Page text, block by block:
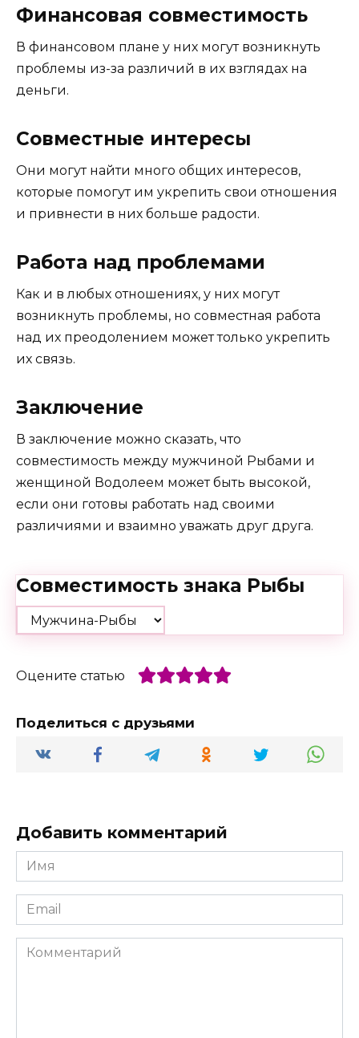
Финансовая совместимость
В финансовом плане у них могут возникнуть
проблемы из-за различий в их взглядах на
деньги.
Совместные интересы
Они могут найти много общих интересов,
которые помогут им укрепить свои отношения
и привнести в них больше радости.
Работа над проблемами
Как и в любых отношениях, у них могут
возникнуть проблемы, но совместная работа
над их преодолением может только укрепить
их связь.
Заключение
В заключение можно сказать, что
совместимость между мужчиной Рыбами и
женщиной Водолеем может быть высокой,
если они готовы работать над своими
различиями и взаимно уважать друг друга.
Совместимость знака Рыбы
Оцените статью
Поделиться с друзьями
Добавить комментарий
Имя
*
Email
*
Комментарий